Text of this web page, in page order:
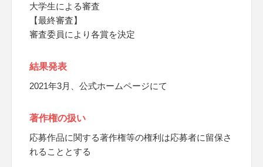
大学生による審査
【最終審査】
審査委員により各賞を決定
結果発表
2021年3月、公式ホームページにて
著作権の扱い
応募作品に関する著作権等の権利は応募者に留保さ
れることとする